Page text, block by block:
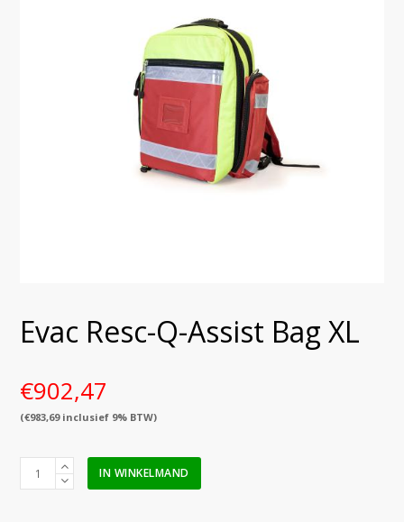
Evac Resc-Q-Assist Bag XL
€902,47
(€983,69inclusief 9% BTW)
IN WINKELMAND